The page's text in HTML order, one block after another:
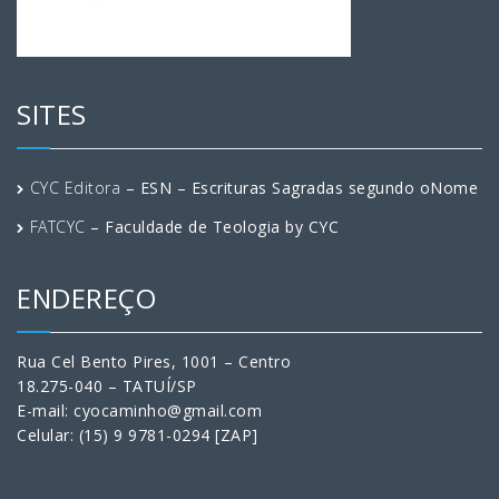
SITES
CYC Editora – ESN – Escrituras Sagradas segundo oNome
FATCYC – Faculdade de Teologia by CYC
ENDEREÇO
Rua Cel Bento Pires, 1001 – Centro
18.275-040 – TATUÍ/SP
E-mail: cyocaminho@gmail.com
Celular: (15) 9 9781-0294 [ZAP]